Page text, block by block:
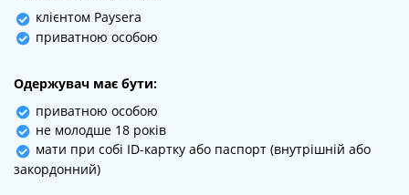
клієнтом Paysera
приватною особою
Одержувач має бути:
приватною особою
не молодше 18 років
мати при собі ID-картку або паспорт (внутрішній або
закордонний)